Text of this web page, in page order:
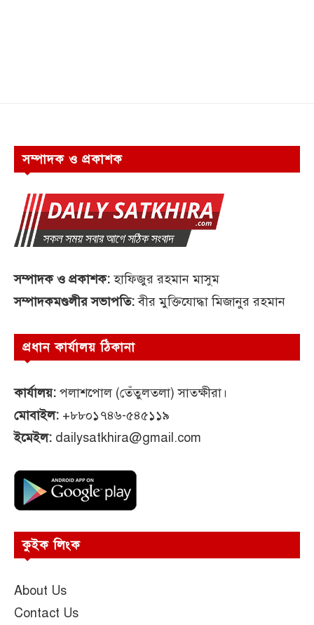
সম্পাদক ও প্রকাশক
সম্পাদক ও প্রকাশক:হাফিজুর রহমান মাসুম
সম্পাদকমণ্ডলীর সভাপতি:বীর মুক্তিযোদ্ধা মিজানুর রহমান
প্রধান কার্যালয় ঠিকানা
কার্যালয়: পলাশপোল (তেঁতুলতলা) সাতক্ষীরা।
মোবাইল: +৮৮০১৭৪৬-৫৪৫১১৯
ইমেইল: dailysatkhira@gmail.com
কুইক লিংক
About Us
Contact Us